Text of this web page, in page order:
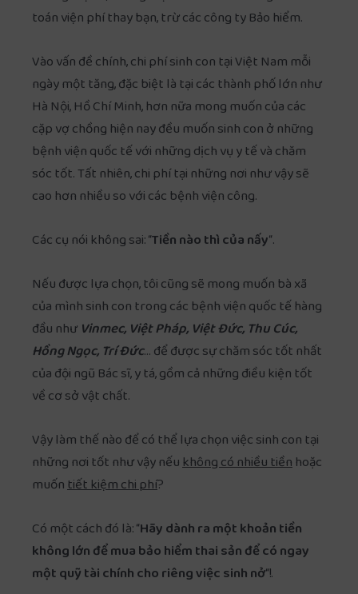
toán viện phí thay bạn, trừ các công ty Bảo hiểm.
Vào vấn đề chính, chi phí sinh con tại Việt Nam mỗi
ngày một tăng, đặc biệt là tại các thành phố lớn như
Hà Nội, Hồ Chí Minh, hơn nữa mong muốn của các
cặp vợ chồng hiện nay đều muốn sinh con ở những
bệnh viện quốc tế với những dịch vụ y tế và chăm
sóc tốt. Tất nhiên, chi phí tại những nơi như vậy sẽ
cao hơn nhiều so với các bệnh viện công.
Các cụ nói không sai: “Tiền nào thì của nấy“.
Nếu được lựa chọn, tôi cũng sẽ mong muốn bà xã
của mình sinh con trong các bệnh viện quốc tế hàng
đầu nhưVinmec, Việt Pháp, Việt Đức, Thu Cúc,
Hồng Ngọc, Trí Đức… để được sự chăm sóc tốt nhất
của đội ngũ Bác sĩ, y tá, gồm cả những điều kiện tốt
về cơ sở vật chất.
Vậy làm thế nào để có thể lựa chọn việc sinh con tại
những nơi tốt như vậy nếukhông có nhiều tiềnhoặc
muốntiết kiệm chi phí?
Có một cách đó là: “Hãy dành ra một khoản tiền
không lớn để mua bảo hiểm thai sản để có ngay
một quỹ tài chính cho riêng việc sinh nở“!.